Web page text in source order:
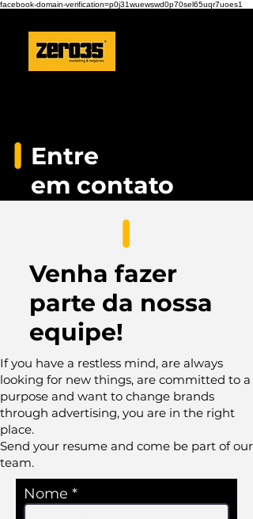
facebook-domain-verification=p0j31wuewswd0p70sel65uqr7uoes1
Entre
em contato
Venha fazer
parte da nossa
equipe!
If you have a restless mind, are always
looking for new things, are committed to a
purpose and want to change brands
through advertising, you are in the right
place.
Send your resume and come be part of our
team.
Nome